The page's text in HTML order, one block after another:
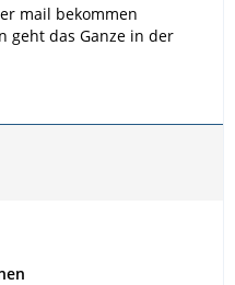
mail bekommen
geht das Ganze in der